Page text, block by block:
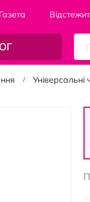
Газета
Універсальні